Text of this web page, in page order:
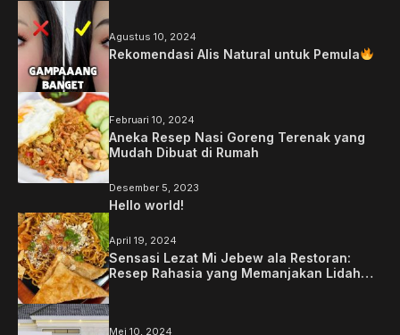
Agustus 10, 2024
Rekomendasi Alis Natural untuk Pemula
Februari 10, 2024
Aneka Resep Nasi Goreng Terenak yang
Mudah Dibuat di Rumah
Desember 5, 2023
Hello world!
April 19, 2024
Sensasi Lezat Mi Jebew ala Restoran:
Resep Rahasia yang Memanjakan Lidah
Mei 10, 2024